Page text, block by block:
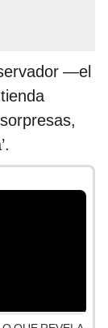
—el